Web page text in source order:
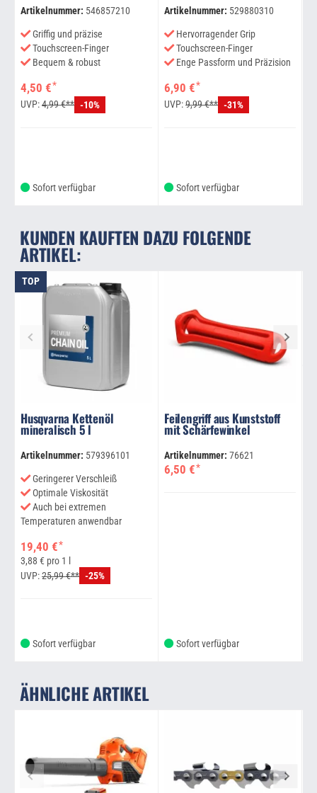
Artikelnummer: 546857210
Griffig und präzise
Touchscreen-Finger
Bequem & robust
4,50 €*
UVP:4,99 €** -10%
Sofort verfügbar
Artikelnummer: 529880310
Hervorragender Grip
Touchscreen-Finger
Enge Passform und Präzision
6,90 €*
UVP:9,99 €** -31%
Sofort verfügbar
KUNDEN KAUFTEN DAZU FOLGENDE
ARTIKEL:
TOP
Husqvarna Kettenöl
mineralisch 5 l
Artikelnummer: 579396101
Geringerer Verschleiß
Optimale Viskosität
Auch bei extremen
Temperaturen anwendbar
19,40 €*
3,88 € pro 1 l
UVP:25,99 €** -25%
Sofort verfügbar
Feilengriff aus Kunststoff
mit Schärfewinkel
Artikelnummer: 76621
6,50 €*
Sofort verfügbar
ÄHNLICHE ARTIKEL